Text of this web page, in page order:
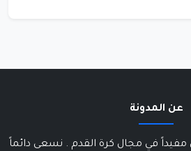
عن المدونة
في مجال كرة القدم . نسعى دائماً